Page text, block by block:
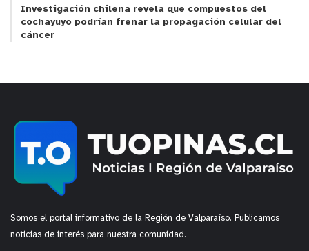
Investigación chilena revela que compuestos del
cochayuyo podrían frenar la propagación celular del
cáncer
Somos el portal informativo de la Región de Valparaíso. Publicamos
noticias de interés para nuestra comunidad.